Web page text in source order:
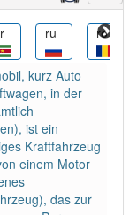
einem
ru ro
kurz Auto
in der
ist ein
Kraftfahrzeug
einem Motor
das zur